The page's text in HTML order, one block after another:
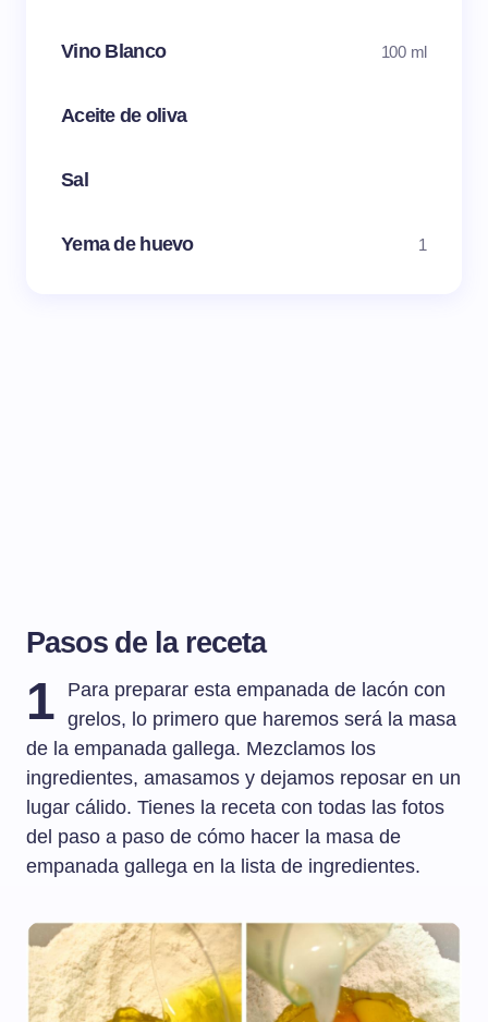
Vino Blanco 100 ml
Aceite de oliva
Sal
Yema de huevo 1
Pasos de la receta
1
Para preparar esta empanada de lacón con
grelos, lo primero que haremos será la masa
de la empanada gallega. Mezclamos los
ingredientes, amasamos y dejamos reposar en un
lugar cálido. Tienes la receta con todas las fotos
del paso a paso de cómo hacer la masa de
empanada gallega en la lista de ingredientes.